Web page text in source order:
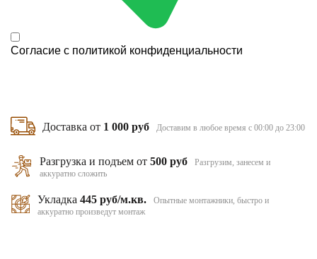
Согласие с политикой конфиденциальности
Доставка от 1 000 руб Доставим в любое время с 00:00 до 23:00
Разгрузка и подъем от500 руб
Разгрузим, занесем и
аккуратно сложить
Укладка 445 руб/м.кв.
Опытные монтажники, быстро и
аккуратно произведут монтаж